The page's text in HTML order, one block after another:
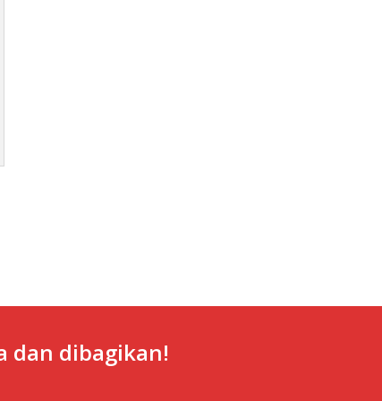
dan dibagikan!